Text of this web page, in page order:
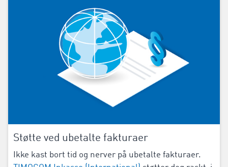
Støtte ved ubetalte fakturaer
Ikke kast bort tid og nerver på ubetalte fakturaer.